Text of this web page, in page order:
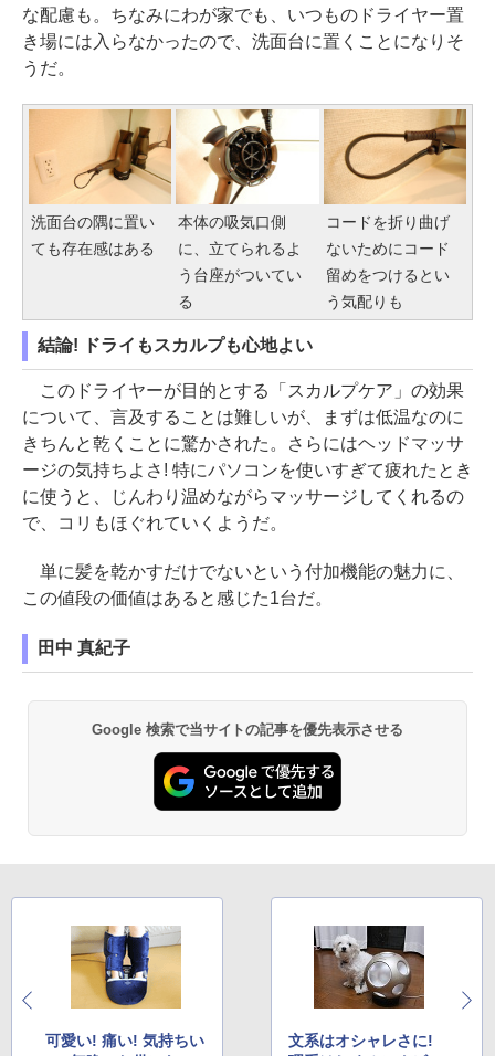
な配慮も。ちなみにわが家でも、いつものドライヤー置
き場には入らなかったので、洗面台に置くことになりそ
うだ。
洗面台の隅に置い
ても存在感はある
本体の吸気口側
に、立てられるよ
う台座がついてい
る
コードを折り曲げ
ないためにコード
留めをつけるとい
う気配りも
結論! ドライもスカルプも心地よい
このドライヤーが目的とする「スカルプケア」の効果
について、言及することは難しいが、まずは低温なのに
きちんと乾くことに驚かされた。さらにはヘッドマッサ
ージの気持ちよさ! 特にパソコンを使いすぎて疲れたとき
に使うと、じんわり温めながらマッサージしてくれるの
で、コリもほぐれていくようだ。
単に髪を乾かすだけでないという付加機能の魅力に、
この値段の価値はあると感じた1台だ。
田中 真紀子
Google 検索で当サイトの記事を優先表示させる
可愛い! 痛い! 気持ちい
文系はオシャレさに!